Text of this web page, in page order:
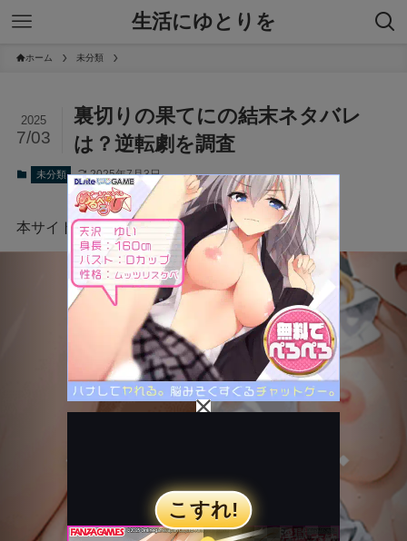
生活にゆとりを
ホーム 未分類
裏切りの果てにの結末ネタバレ
は？逆転劇を調査
2025
7/03
未分類 2025年7月3日
本サイトにはプロモーションが含まれています。